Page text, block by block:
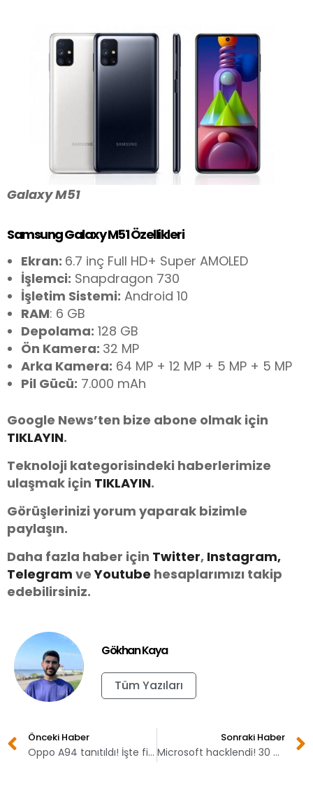
Galaxy M51
Samsung Galaxy M51 Özellikleri
Ekran: 6.7 inç Full HD+ Super AMOLED
İşlemci: Snapdragon 730
İşletim Sistemi: Android 10
RAM: 6 GB
Depolama: 128 GB
Ön Kamera: 32 MP
Arka Kamera: 64 MP + 12 MP + 5 MP + 5 MP
Pil Gücü: 7.000 mAh
Google News’ten bize abone olmak için
TIKLAYIN.
Teknoloji kategorisindeki haberlerimize
ulaşmak için TIKLAYIN.
Görüşlerinizi yorum yaparak bizimle
paylaşın.
Daha fazla haber için Twitter, Instagram,
Telegram veYoutube hesaplarımızı takip
edebilirsiniz.
Gökhan Kaya
Tüm Yazıları
Önceki Haber
Oppo A94 tanıtıldı! İşte fiyatı ve özellikleri
Sonraki Haber
Microsoft hacklendi! 30 bin şirket verisi çalındı